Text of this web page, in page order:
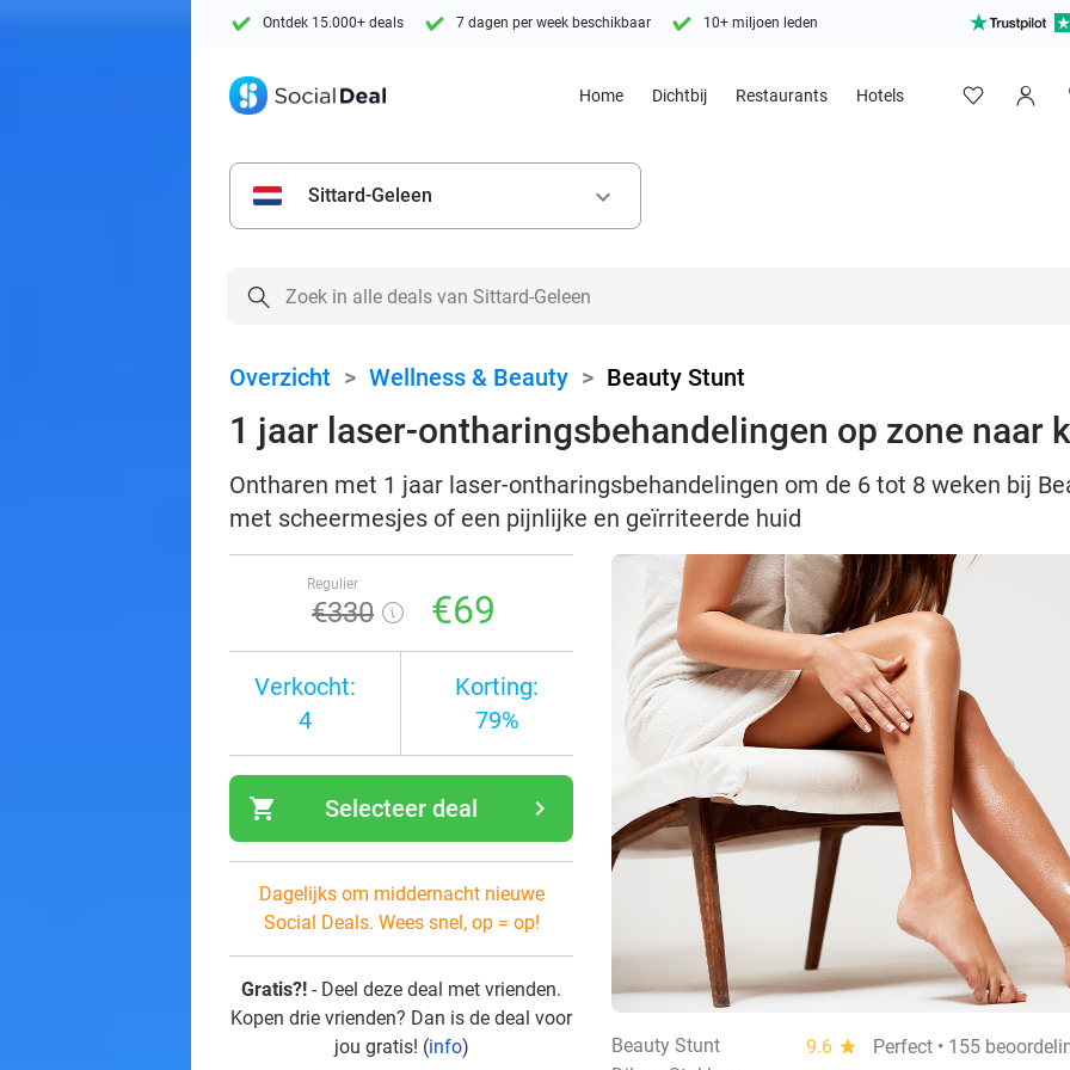
Ontdek 15.000+ deals 7 dagen per week beschikbaar 10+ miljoen leden
Home Dichtbij Restaurants Hotels
Sittard-Geleen keyboard_arrow_down
Overzicht > Wellness & Beauty > Beauty Stunt
1 jaar laser-ontharingsbehandelingen op zone naar
Ontharen met 1 jaar laser-ontharingsbehandelingen om de 6 tot 8 weken bij
met scheermesjes of een pijnlijke en geïrriteerde huid
Regulier
€330 €69
Verkocht:
4
Korting:
79%
shopping_cart navigate_next
Selecteer deal
Dagelijks om middernacht nieuwe
Social Deals. Wees snel, op = op!
Gratis?! - Deel deze deal met vrienden.
Kopen drie vrienden? Dan is de deal voor
jou gratis! (info) Beauty Stunt 9.6 star
Perfect • 155